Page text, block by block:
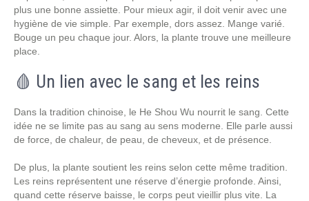
plus une bonne assiette. Pour mieux agir, il doit venir avec une
hygiène de vie simple. Par exemple, dors assez. Mange varié.
Bouge un peu chaque jour. Alors, la plante trouve une meilleure
place.
🩸 Un lien avec le sang et les reins
Dans la tradition chinoise, le He Shou Wu nourrit le sang. Cette
idée ne se limite pas au sang au sens moderne. Elle parle aussi
de force, de chaleur, de peau, de cheveux, et de présence.
De plus, la plante soutient les reins selon cette même tradition.
Les reins représentent une réserve d’énergie profonde. Ainsi,
quand cette réserve baisse, le corps peut vieillir plus vite. La